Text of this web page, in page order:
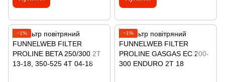
−1% −1%